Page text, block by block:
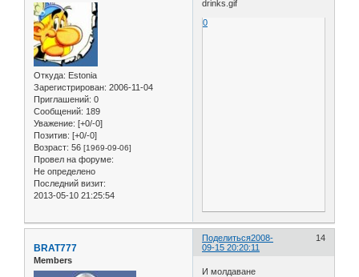
Откуда: Estonia
Зарегистрирован: 2006-11-04
Приглашений: 0
Сообщений: 189
Уважение: [+0/-0]
Позитив: [+0/-0]
Возраст: 56 [1969-09-06]
Провел на форуме:
Не определено
Последний визит:
2013-05-10 21:25:54
drinks.gif
0
Поделиться 14
2008-
09-15 20:20:11
BRAT777
Members
И молдаване